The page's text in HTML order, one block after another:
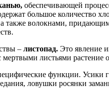
обеспечивающей
большое количество
волокнами,
– листопад. Это явление
листьями
функции. Усики
ловушки росянки